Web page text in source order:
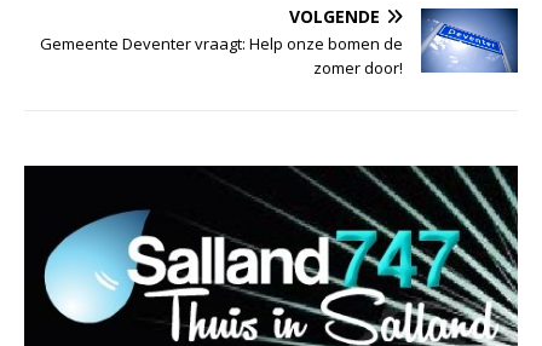
VOLGENDE
Gemeente Deventer vraagt: Help onze bomen de
zomer door!